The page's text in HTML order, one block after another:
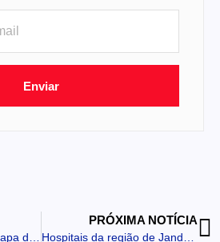
Enviar
PRÓXIMA NOTÍCIA